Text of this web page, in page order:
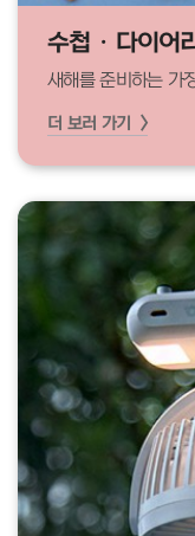
수첩 · 다이어리
새해를 준비하는 가
더 보러 가기 >